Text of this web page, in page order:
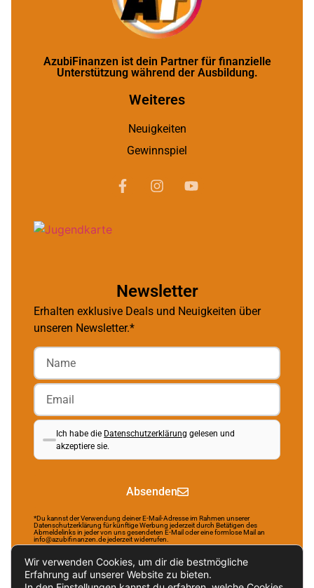
AzubiFinanzen ist dein Partner für finanzielle
Unterstützung während der Ausbildung.
Weiteres
Neuigkeiten
Gewinnspiel
Newsletter
Erhalten exklusive Deals und Neuigkeiten über
unseren Newsletter.*
Ich habe die Datenschutzerklärung gelesen und
akzeptiere sie.
Absenden
*Du kannst der Verwendung deiner E-Mail-Adresse im Rahmen unserer
Datenschutzerklärung für künftige Werbung jederzeit durch Betätigen des
Abmeldelinks in jeder von uns gesendeten E-Mail oder eine formlose Mail an
info@azubifinanzen.de jederzeit widerrufen.
Wir verwenden Cookies, um dir die bestmögliche
Erfahrung auf unserer Website zu bieten.